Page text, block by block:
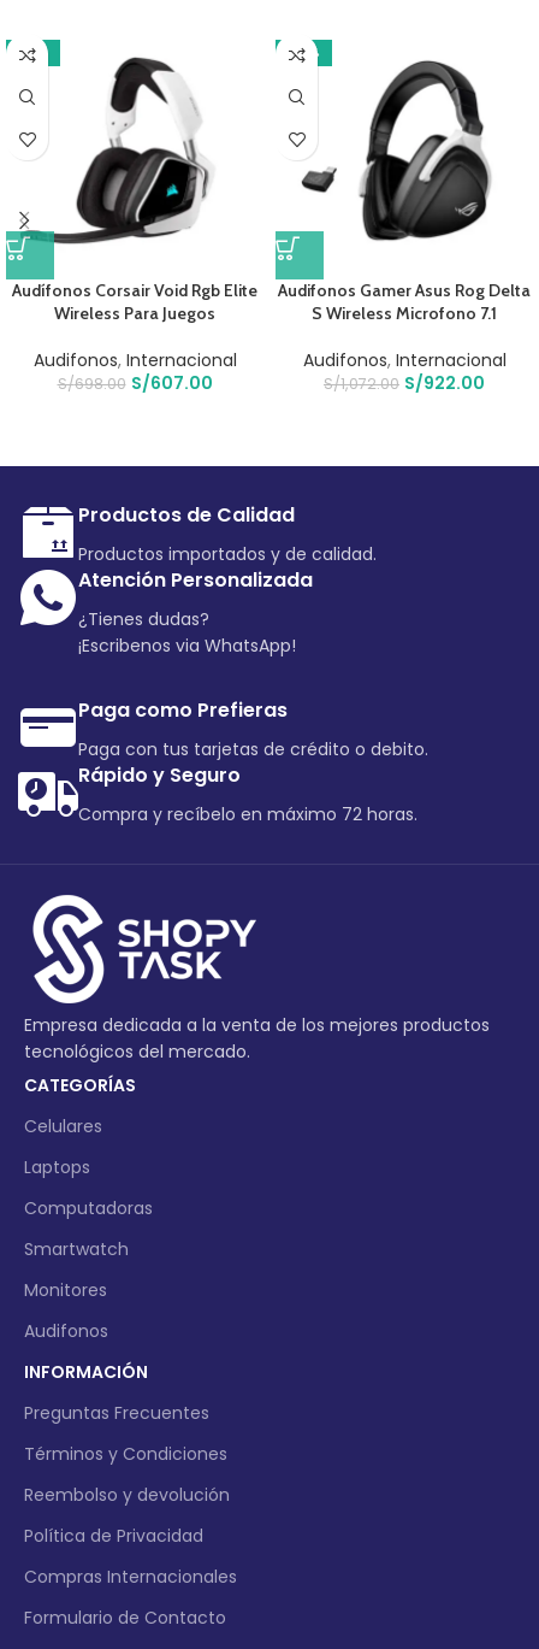
-13%
Audífonos Corsair Void Rgb Elite
Wireless Para Juegos
Audifonos, Internacional
S/698.00 S/607.00
-14%
Audifonos Gamer Asus Rog Delta
S Wireless Microfono 7.1
Audifonos, Internacional
S/1,072.00 S/922.00
Productos de Calidad
Productos importados y de calidad.
Atención Personalizada
¿Tienes dudas?
¡Escribenos via WhatsApp!
Paga como Prefieras
Paga con tus tarjetas de crédito o debito.
Rápido y Seguro
Compra y recíbelo en máximo 72 horas.
Empresa dedicada a la venta de los mejores productos
tecnológicos del mercado.
CATEGORÍAS
Celulares
Laptops
Computadoras
Smartwatch
Monitores
Audifonos
INFORMACIÓN
Preguntas Frecuentes
Términos y Condiciones
Reembolso y devolución
Política de Privacidad
Compras Internacionales
Formulario de Contacto